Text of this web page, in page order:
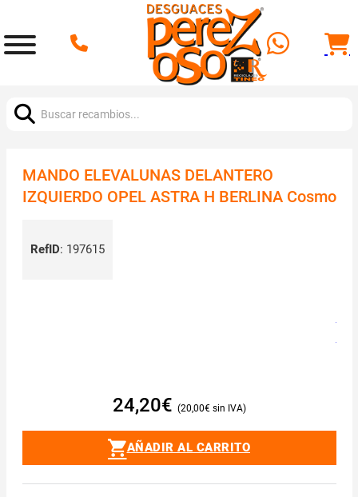
MANDO ELEVALUNAS DELANTERO
IZQUIERDO OPEL ASTRA H BERLINA Cosmo
RefID: 197615
24,20€ 20,00€
AÑADIR AL CARRITO